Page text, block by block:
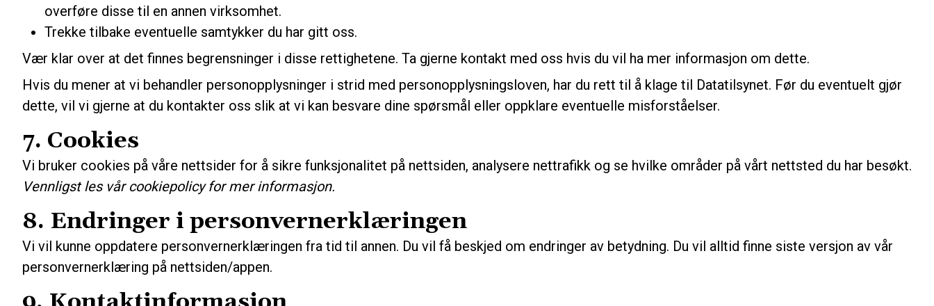
overføre disse til en annen virksomhet.
Trekke tilbake eventuelle samtykker du har gitt oss.
Vær klar over at det finnes begrensninger i disse rettighetene. Ta gjerne kontakt med oss hvis du vil ha mer informasjon om dette.
Hvis du mener at vi behandler personopplysninger i strid med personopplysningsloven, har du rett til å klage til Datatilsynet. Før du eventuelt gjør
dette, vil vi gjerne at du kontakter oss slik at vi kan besvare dine spørsmål eller oppklare eventuelle misforståelser.
7. Cookies
Vi bruker cookies på våre nettsider for å sikre funksjonalitet på nettsiden, analysere nettrafikk og se hvilke områder på vårt nettsted du har besøkt.
Vennligst les vår cookiepolicy for mer informasjon.
8. Endringer i personvernerklæringen
Vi vil kunne oppdatere personvernerklæringen fra tid til annen. Du vil få beskjed om endringer av betydning. Du vil alltid finne siste versjon av vår
personvernerklæring på nettsiden/appen.